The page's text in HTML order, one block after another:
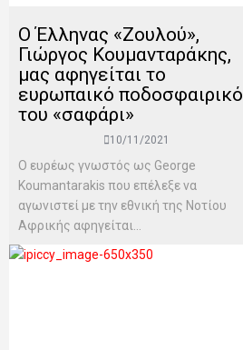
O Έλληνας «Ζουλού»,
Γιώργος Κουμανταράκης,
μας αφηγείται το
ευρωπαικό ποδοσφαιρικό
του «σαφάρι»
10/11/2021
Ο ευρέως γνωστός ως George
Koumantarakis που επέλεξε να
αγωνιστεί με την εθνική της Νοτίου
Αφρικής αφηγείται...